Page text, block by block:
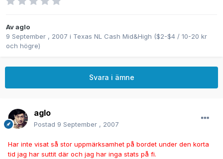
Avaglo
9 September , 2007 i Texas NL Cash Mid&High ($2-$4 / 10-20 kr
och högre)
Svara i ämne
aglo
Postad 9 September , 2007
Har inte visat så stor uppmärksamhet på bordet under den korta
tid jag har suttit där och jag har inga stats på fi.